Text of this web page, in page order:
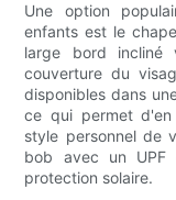
Une option
enfants est le
large bord
couverture du
disponibles dans
ce qui permet
style personnel de
bob avec un
protection solaire.